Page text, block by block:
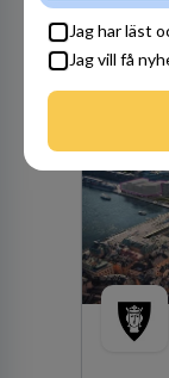
Jag har läst
Jag vill få
Bli en
internt.